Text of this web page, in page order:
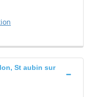
St aubin sur